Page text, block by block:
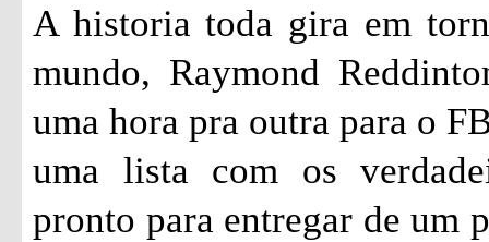
A historia toda gira em
mundo, Raymond
uma hora pra outra para o
uma lista com os
pronto para entregar de um